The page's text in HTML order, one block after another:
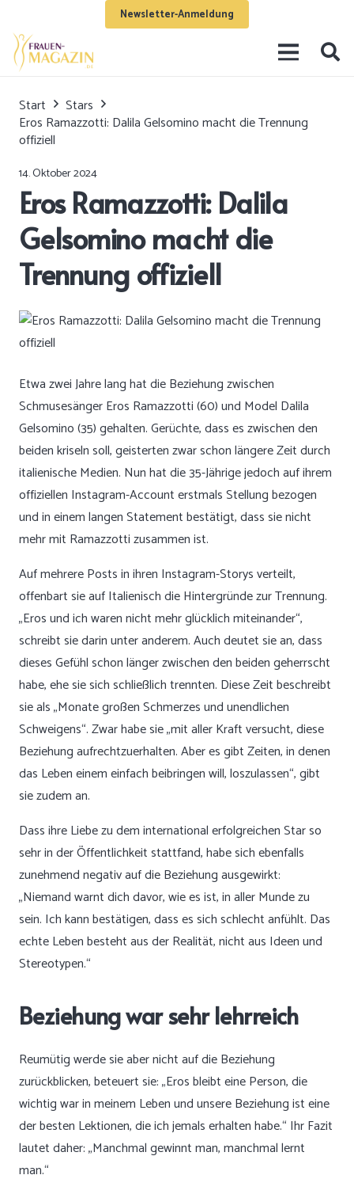
Newsletter-Anmeldung
Start
Stars
Eros Ramazzotti: Dalila Gelsomino macht die Trennung
offiziell
14. Oktober 2024
Eros Ramazzotti: Dalila
Gelsomino macht die
Trennung offiziell
Etwa zwei Jahre lang hat die Beziehung zwischen
Schmusesänger Eros Ramazzotti (60) und Model Dalila
Gelsomino (35) gehalten. Gerüchte, dass es zwischen den
beiden kriseln soll, geisterten zwar schon längere Zeit durch
italienische Medien. Nun hat die 35-Jährige jedoch auf ihrem
offiziellen Instagram-Account erstmals Stellung bezogen
und in einem langen Statement bestätigt, dass sie nicht
mehr mit Ramazzotti zusammen ist.
Auf mehrere Posts in ihren Instagram-Storys verteilt,
offenbart sie auf Italienisch die Hintergründe zur Trennung.
„Eros und ich waren nicht mehr glücklich miteinander“,
schreibt sie darin unter anderem. Auch deutet sie an, dass
dieses Gefühl schon länger zwischen den beiden geherrscht
habe, ehe sie sich schließlich trennten. Diese Zeit beschreibt
sie als „Monate großen Schmerzes und unendlichen
Schweigens“. Zwar habe sie „mit aller Kraft versucht, diese
Beziehung aufrechtzuerhalten. Aber es gibt Zeiten, in denen
das Leben einem einfach beibringen will, loszulassen“, gibt
sie zudem an.
Dass ihre Liebe zu dem international erfolgreichen Star so
sehr in der Öffentlichkeit stattfand, habe sich ebenfalls
zunehmend negativ auf die Beziehung ausgewirkt:
„Niemand warnt dich davor, wie es ist, in aller Munde zu
sein. Ich kann bestätigen, dass es sich schlecht anfühlt. Das
echte Leben besteht aus der Realität, nicht aus Ideen und
Stereotypen.“
Beziehung war sehr lehrreich
Reumütig werde sie aber nicht auf die Beziehung
zurückblicken, beteuert sie: „Eros bleibt eine Person, die
wichtig war in meinem Leben und unsere Beziehung ist eine
der besten Lektionen, die ich jemals erhalten habe.“ Ihr Fazit
lautet daher: „Manchmal gewinnt man, manchmal lernt
man.“